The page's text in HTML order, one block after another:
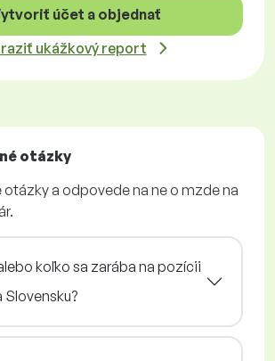
účet a objednať
ukážkový report
otázky
a odpovede na ne o mzde na
koľko sa zarába na pozícii
Slovensku?